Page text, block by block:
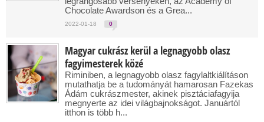
Chocolate Awardson és a Grea...
2022-01-18 0
Magyar cukrász kerül a legnagyobb olasz
fagyimesterek közé
Riminiben, a legnagyobb olasz fagylaltkiálításon
mutathatja be a tudományát hamarosan Fazekas
Ádám cukrászmester, akinek pisztáciafagyija
megnyerte az idei világbajnokságot. Januártól
itthon is több h...